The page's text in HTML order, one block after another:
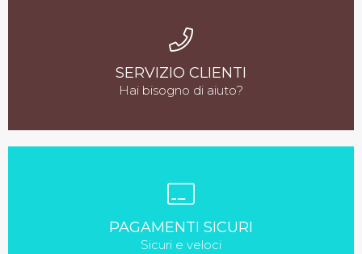
SERVIZIO CLIENTI
Hai bisogno di aiuto?
PAGAMENTI SICURI
Sicuri e veloci